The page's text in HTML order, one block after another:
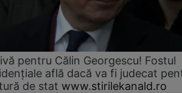
pentru Călin Georgescu! Fostul
află dacă va fi judecat
de stat www.stirilekanald.ro